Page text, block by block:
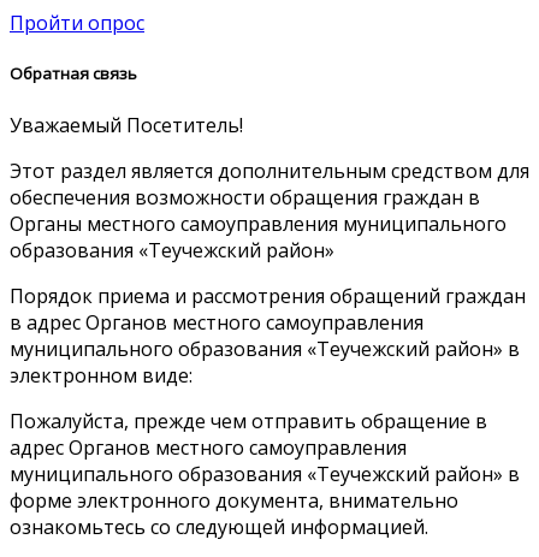
Пройти опрос
Обратная связь
Уважаемый Посетитель!
Этот раздел является дополнительным средством для
обеспечения возможности обращения граждан в
Органы местного самоуправления муниципального
образования «Теучежский район»
Порядок приема и рассмотрения обращений граждан
в адрес Органов местного самоуправления
муниципального образования «Теучежский район» в
электронном виде:
Пожалуйста, прежде чем отправить обращение в
адрес Органов местного самоуправления
муниципального образования «Теучежский район» в
форме электронного документа, внимательно
ознакомьтесь со следующей информацией.